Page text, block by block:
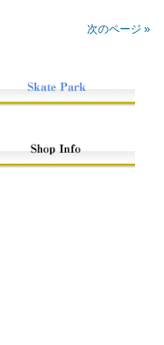
次のページ »